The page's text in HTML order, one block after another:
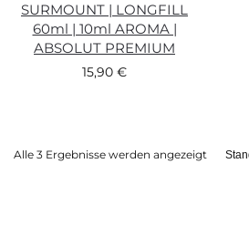
SURMOUNT | LONGFILL
60ml | 10ml AROMA |
ABSOLUT PREMIUM
15,90 €
Alle 3 Ergebnisse werden angezeigt